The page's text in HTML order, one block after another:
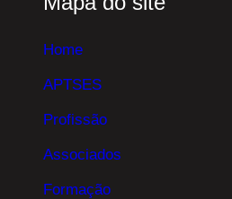
Home
APTSES
Profissão
Associados
Formação